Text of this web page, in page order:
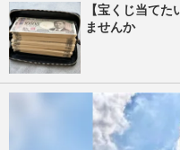
【宝くじ当て
ませんか